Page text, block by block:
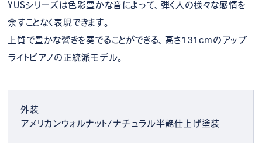
YUSシリーズは色彩豊かな音によって、弾く人の様々な感情を
余すことなく表現できます。
上質で豊かな響きを奏でることができる、高さ131cmのアップ
ライトピアノの正統派モデル。
外装
アメリカンウォルナット/ナチュラル半艶仕上げ塗装